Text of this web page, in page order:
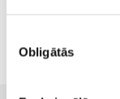
izvēle
Obligātās